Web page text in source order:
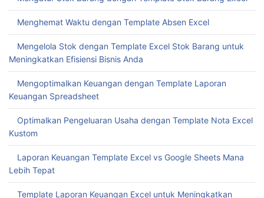
Download Template Dashboard Excel Gratis untuk
Meningkatkan Produktivitas Bisnis Anda
Mudahnya Download Template Absensi Excel untuk Kelola
Kehadiran Karyawan
Mengatur Stok Barang dengan Template Stok Barang Excel
Menghemat Waktu dengan Template Absen Excel
Meningkatkan Efisiensi Bisnis Anda
Keuangan Spreadsheet